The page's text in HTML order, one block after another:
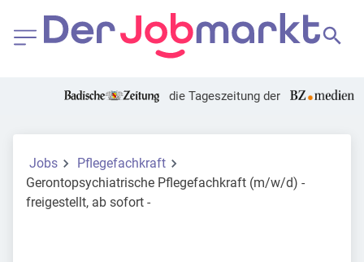
die Tageszeitung der
Jobs
Pflegefachkraft
Gerontopsychiatrische Pflegefachkraft (m/w/d) -
freigestellt, ab sofort -